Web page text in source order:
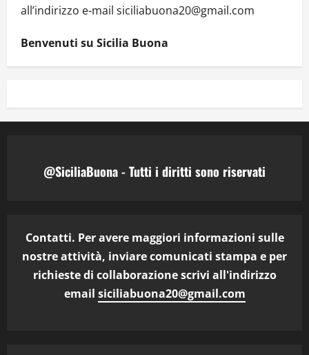
all’indirizzo e-mail siciliabuona20@gmail.com
Benvenuti su Sicilia Buona
@SiciliaBuona - Tutti i diritti sono riservati
Contatti. Per avere maggiori informazioni sulle
nostre attività, inviare comunicati stampa e per
richieste di collaborazione scrivi all'indirizzo
email siciliabuona20@gmail.com